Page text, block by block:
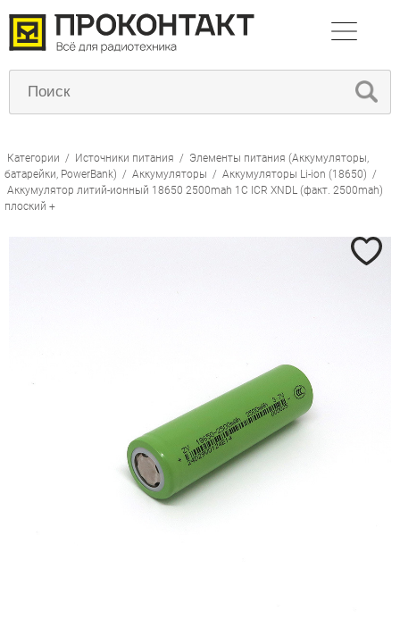
Категории / Источники питания / Элементы питания (Аккумуляторы,
батарейки, PowerBank) / Аккумуляторы / Аккумуляторы Li-ion (18650) /
Аккумулятор литий-ионный 18650 2500mah 1C ICR XNDL (факт. 2500mah)
плоский +